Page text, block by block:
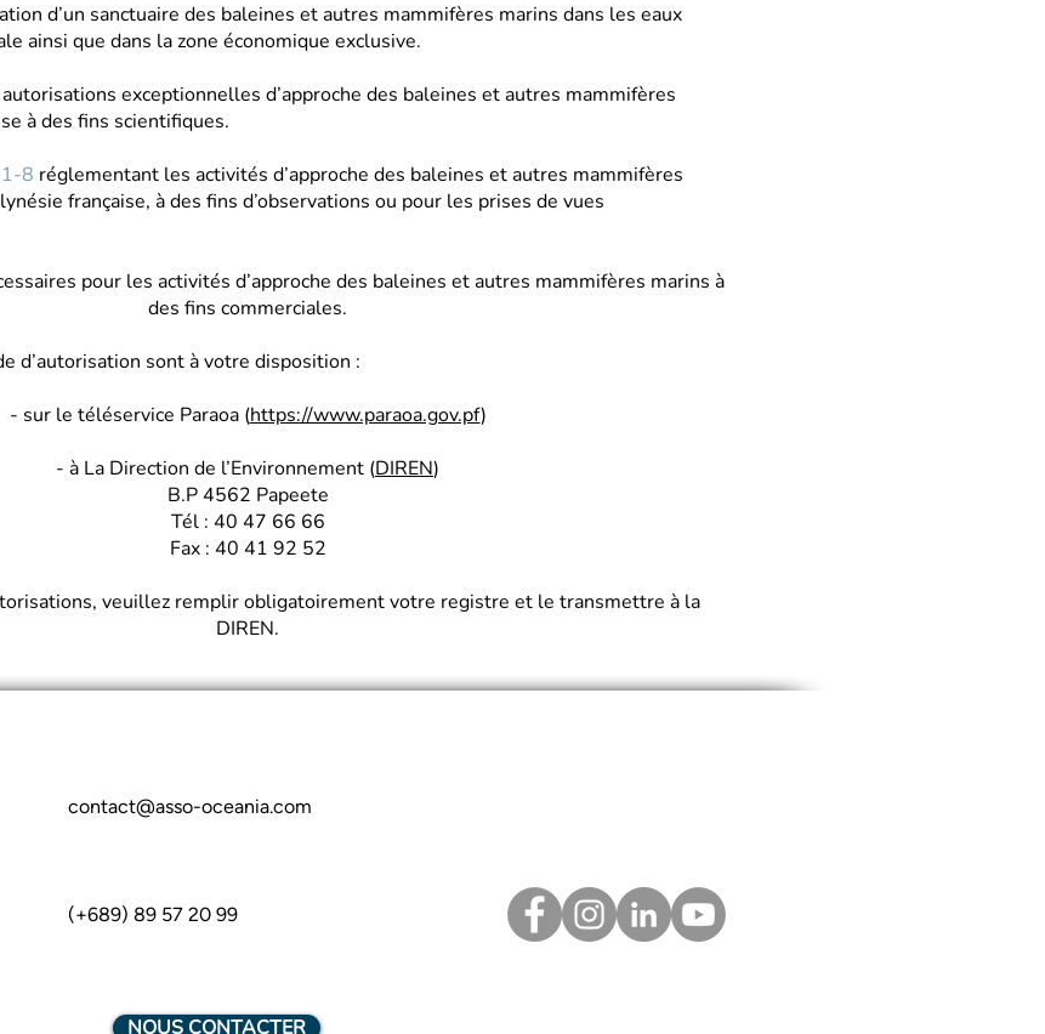
d’un sanctuaire des baleines et autres mammifères marins dans les eaux
ainsi que dans la zone économique exclusive.
exceptionnelles d’approche des baleines et autres mammifères
à des fins scientifiques.
8 réglementant les activités d’approche des baleines et autres mammifères
française, à des fins d’observations ou pour les prises de vues
pour les activités d’approche des baleines et autres mammifères marins à
des fins commerciales.
d’autorisation sont à votre disposition :
- sur le téléservice Paraoa (https://www.paraoa.gov.pf)
- à La Direction de l’Environnement (DIREN)
B.P 4562 Papeete
Tél : 40 47 66 66
Fax : 40 41 92 52
veuillez remplir obligatoirement votre registre et le transmettre à la
DIREN.
contact@asso-oceania.com
(+689) 89 57 20 99
NOUS CONTACTER